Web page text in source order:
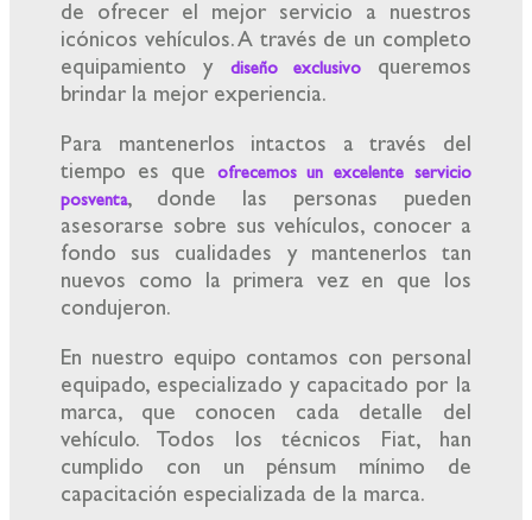
de ofrecer el mejor servicio a nuestros
icónicos vehículos. A través de un completo
equipamiento y
diseño exclusivoqueremos
brindar la mejor experiencia.
Para mantenerlos intactos a través del
tiempo es que
ofrecemos un excelente servicio
posventa, donde las personas pueden
asesorarse sobre sus vehículos, conocer a
fondo sus cualidades y mantenerlos tan
nuevos como la primera vez en que los
condujeron.
En nuestro equipo contamos con personal
equipado, especializado y capacitado por la
marca, que conocen cada detalle del
vehículo. Todos los técnicos Fiat, han
cumplido con un pénsum mínimo de
capacitación especializada de la marca.